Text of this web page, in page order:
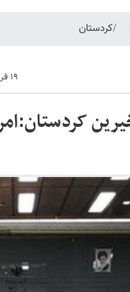
کردستان
۱۹ فروردین ۱۳۹۹ - ۱۳:۴۹